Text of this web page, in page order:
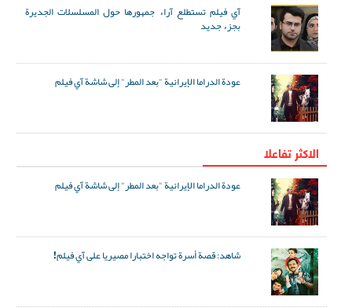
آي فيلم تستطلع آراء جمهورها حول المسلسلات الجديرة
بجزء جديد
عودة الدراما الإيرانية "بعد المطر" إلى شاشة آي فيلم
الاکثر تفاعلا
عودة الدراما الإيرانية "بعد المطر" إلى شاشة آي فيلم
شاهد: قصة أسرة تواجه اختبارا مصيريا على آي فيلم!